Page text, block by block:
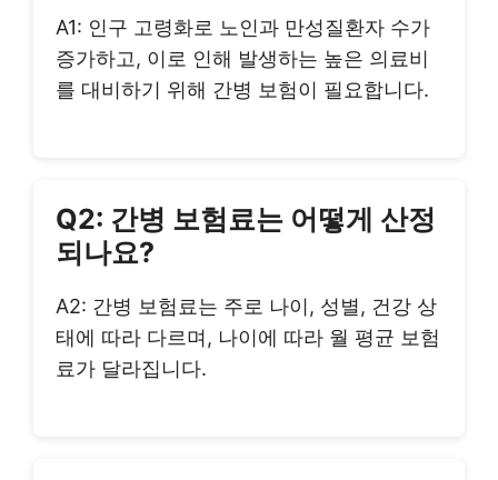
A1: 인구 고령화로 노인과 만성질환자 수가
증가하고, 이로 인해 발생하는 높은 의료비
를 대비하기 위해 간병 보험이 필요합니다.
Q2: 간병 보험료는 어떻게 산정
되나요?
A2: 간병 보험료는 주로 나이, 성별, 건강 상
태에 따라 다르며, 나이에 따라 월 평균 보험
료가 달라집니다.